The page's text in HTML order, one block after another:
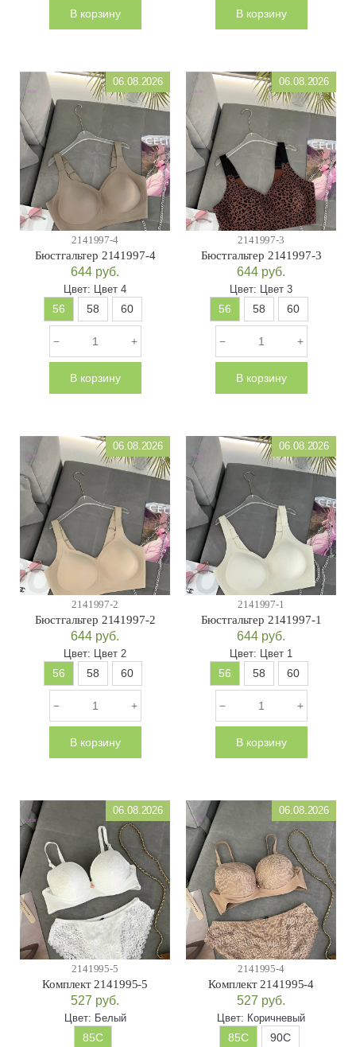
В корзину В корзину
06.08.2026
2141997-4
Бюстгальтер 2141997-4
644 руб.
Цвет: Цвет 4
56 58 60
В корзину
06.08.2026
2141997-3
Бюстгальтер 2141997-3
644 руб.
Цвет: Цвет 3
56 58 60
В корзину
06.08.2026
2141997-2
Бюстгальтер 2141997-2
644 руб.
Цвет: Цвет 2
56 58 60
В корзину
06.08.2026
2141997-1
Бюстгальтер 2141997-1
644 руб.
Цвет: Цвет 1
56 58 60
В корзину
06.08.2026
2141995-5
Комплект 2141995-5
527 руб.
Цвет: Белый
85C
06.08.2026
2141995-4
Комплект 2141995-4
527 руб.
Цвет: Коричневый
85C 90C